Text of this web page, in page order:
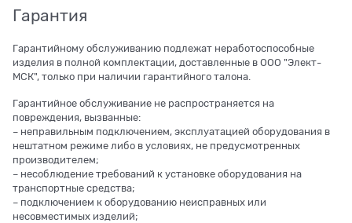
Гарантия
Гарантийному обслуживанию подлежат неработоспособные
изделия в полной комплектации, доставленные в ООО "Элект-
МСК", только при наличии гарантийного талона.
Гарантийное обслуживание не распространяется на
повреждения, вызванные:
– неправильным подключением, эксплуатацией оборудования в
нештатном режиме либо в условиях, не предусмотренных
производителем;
– несоблюдение требований к установке оборудования на
транспортные средства;
– подключением к оборудованию неисправных или
несовместимых изделий;